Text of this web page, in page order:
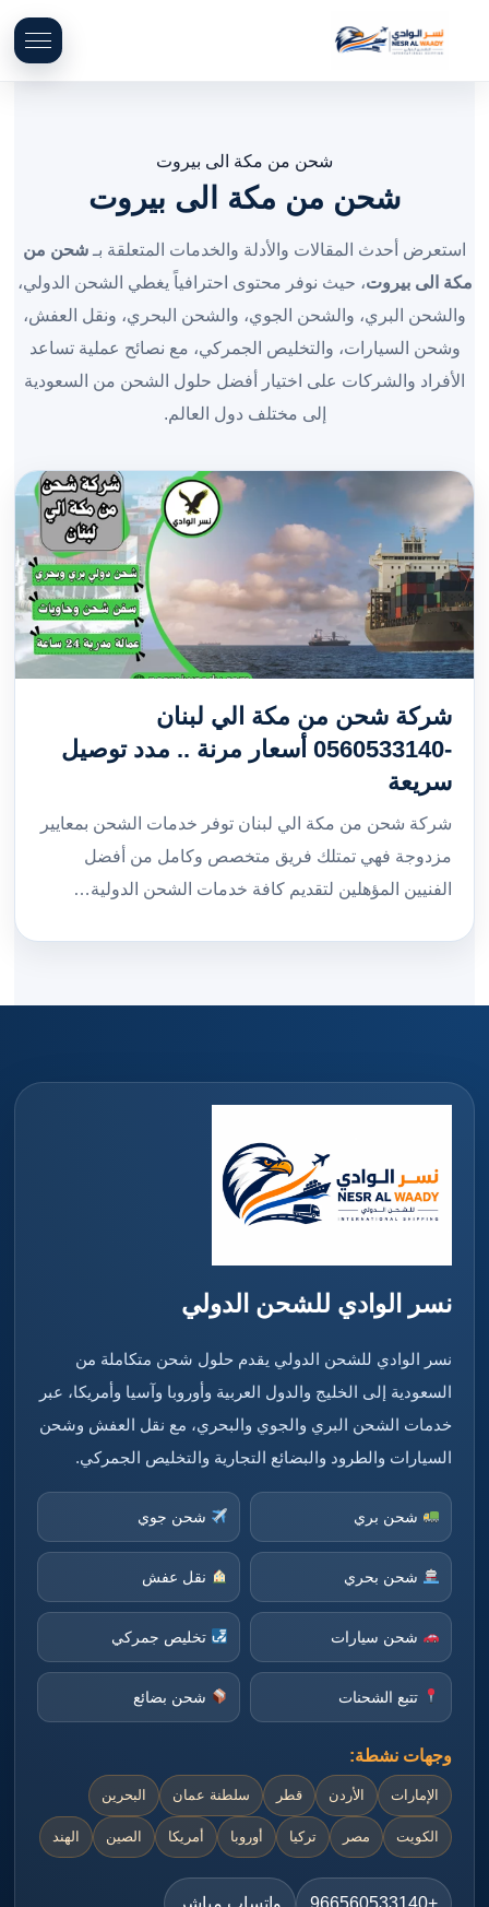
شحن من مكة الى بيروت
شحن من مكة الى بيروت
استعرض أحدث المقالات والأدلة والخدمات المتعلقة بـ شحن من
مكة الى بيروت، حيث نوفر محتوى احترافياً يغطي الشحن الدولي،
والشحن البري، والشحن الجوي، والشحن البحري، ونقل العفش،
وشحن السيارات، والتخليص الجمركي، مع نصائح عملية تساعد
الأفراد والشركات على اختيار أفضل حلول الشحن من السعودية
إلى مختلف دول العالم.
شركة شحن من مكة الي لبنان
-0560533140 أسعار مرنة .. مدد توصيل
سريعة
شركة شحن من مكة الي لبنان توفر خدمات الشحن بمعايير
مزدوجة فهي تمتلك فريق متخصص وكامل من أفضل
الفنيين المؤهلين لتقديم كافة خدمات الشحن الدولية…
نسر الوادي للشحن الدولي
نسر الوادي للشحن الدولي يقدم حلول شحن متكاملة من
السعودية إلى الخليج والدول العربية وأوروبا وآسيا وأمريكا، عبر
خدمات الشحن البري والجوي والبحري، مع نقل العفش وشحن
السيارات والطرود والبضائع التجارية والتخليص الجمركي.
شحن بري شحن جوي
شحن بحري نقل عفش
شحن سيارات تخليص جمركي
تتبع الشحنات شحن بضائع
وجهات نشطة:
الإمارات الأردن قطر سلطنة عمان البحرين
الكويت مصر تركيا أوروبا أمريكا الصين الهند
+966560533140 واتساب مباشر